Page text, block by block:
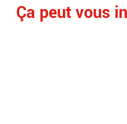
Ça peut vous